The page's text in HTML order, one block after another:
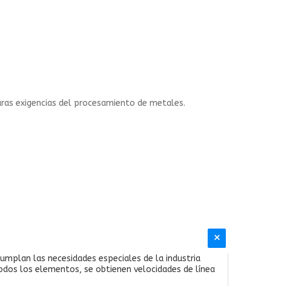
exigencias del procesamiento de metales.
las necesidades especiales de la industria
los elementos, se obtienen velocidades de línea